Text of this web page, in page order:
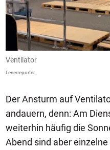
Ventilator
Leserreporter
Der Ansturm auf
andauern, denn: Am
weiterhin häufig die
Abend sind aber